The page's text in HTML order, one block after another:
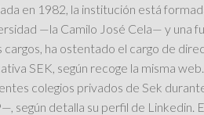
en 1982, la institución está
—la Camilo José Cela— y una
cargos, ha ostentado el cargo de
SEK, según recoge la misma
colegios privados de Sek
según detalla su perfil de Linkedin.